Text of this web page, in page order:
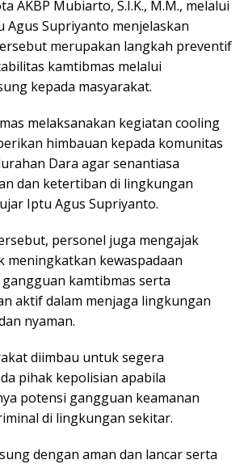
AKBP Mubiarto, S.I.K., M.M., melalui
Agus Supriyanto menjelaskan
merupakan langkah preventif
kamtibmas melalui
kepada masyarakat.
melaksanakan kegiatan cooling
himbauan kepada komunitas
Dara agar senantiasa
dan ketertiban di lingkungan
Iptu Agus Supriyanto.
personel juga mengajak
meningkatkan kewaspadaan
kamtibmas serta
aktif dalam menjaga lingkungan
nyaman.
diimbau untuk segera
pihak kepolisian apabila
potensi gangguan keamanan
di lingkungan sekitar.
dengan aman dan lancar serta